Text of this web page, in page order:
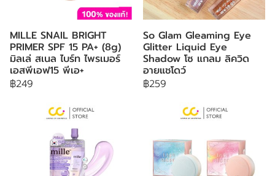
MILLE SNAIL BRIGHT
PRIMER SPF 15 PA+ (8g)
มิลเล่ สเนล ไบร์ท ไพรเมอร์
เอสพีเอฟ15 พีเอ+
฿249
So Glam Gleaming Eye
Glitter Liquid Eye
Shadow โซ แกลม ลิควิด
อายแชโดว์
฿259